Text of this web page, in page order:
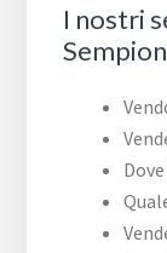
I nostri